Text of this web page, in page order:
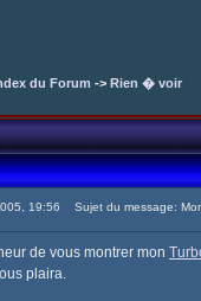
du Forum -> Rien � voir
19:56 Sujet du message:
de vous montrer mon
plaira.